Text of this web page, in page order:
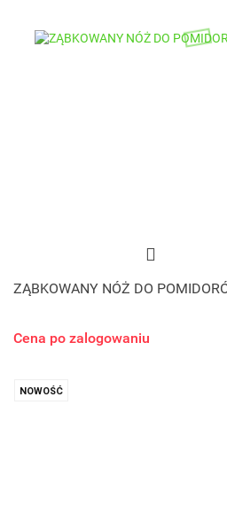
ZĄBKOWANY NÓŻ DO
Cena po zalogowaniu
NOWOŚĆ